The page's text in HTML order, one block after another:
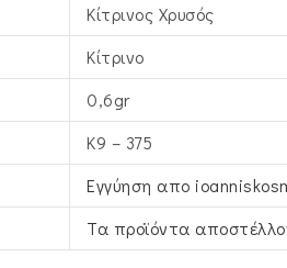
Κίτρινος Xρυσός
Κίτρινο
0,6gr
Κ9 – 375
Εγγύηση απο
Τα προϊόντα